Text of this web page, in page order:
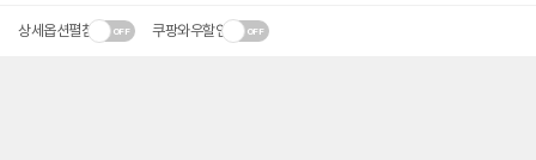
상세옵션펼침 쿠팡와우할인